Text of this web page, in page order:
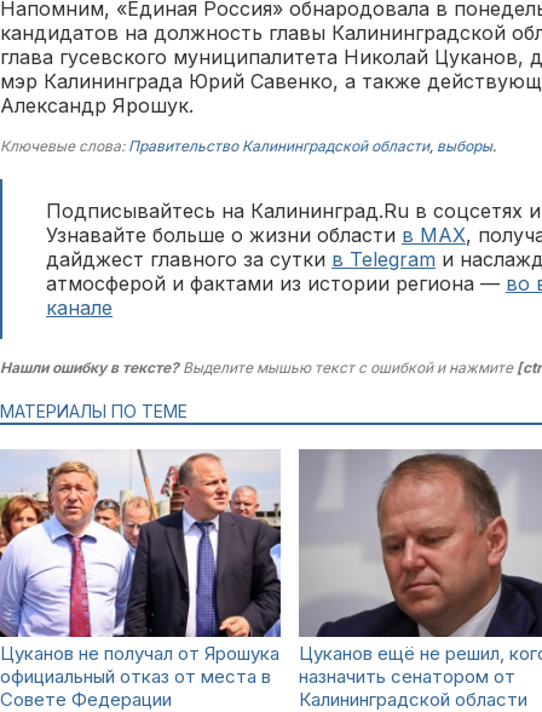
Напомним, «Единая Россия» обнародовала в
кандидатов на должность главы Калининградской
глава гусевского муниципалитета Николай
мэр Калининграда Юрий Савенко, а также
Александр Ярошук.
Ключевые слова: Правительство Калининградской области, выборы.
Подписывайтесь на Калининград.Ru в соцсетях
Узнавайте больше о жизни области в MAX,
дайджест главного за сутки в Telegram и
атмосферой и фактами из истории региона — во
канале
Нашли ошибку в тексте?Выделите мышью текст с ошибкой и нажмите
МАТЕРИАЛЫ ПО ТЕМЕ
Цуканов не получал от Ярошука
официальный отказ от места в
Совете Федерации
Цуканов ещё не решил,
назначить сенатором от
Калининградской области